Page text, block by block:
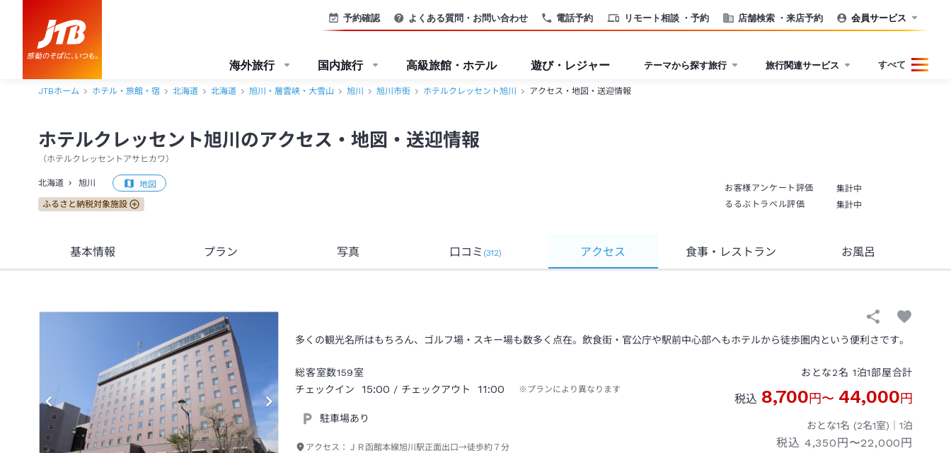
電話予約 リモート相談 ・予約 店舗検索 ・来店予約
予約確認 よくある質問・お問い合わせ 会員サービス
海外旅行 国内旅行 高級旅館・ホテル 遊び・レジャー テーマから探す旅行 旅行関連サービス すべて
JTBホーム ホテル・旅館・宿 北海道 北海道 旭川・層雲峡・大雪山 旭川 旭川市街 ホテルクレッセント旭川 アクセス・地図・送迎情報
ホテルクレッセント旭川のアクセス・地図・送迎情報
（ホテルクレッセントアサヒカワ）
北海道 旭川 地図
ふるさと納税対象施設
お客様アンケート評価
集計中
るるぶトラベル評価
集計中
基本情報 プラン 写真 口コミ (312) アクセス 食事・レストラン お風呂
多くの観光名所はもちろん、ゴルフ場・スキー場も数多く点在。飲食街・官公庁や駅前中心部へもホテルから徒歩圏内という便利さです。
総客室数159室
チェックイン
15:00 / チェックアウト 11:00 ※プランにより異なります
駐車場あり
アクセス： ＪＲ函館本線旭川駅正面出口→徒歩約７分
おとな2名 1泊1部屋合計
税込 8,700円〜 44,000円
おとな1名 (2名1室)｜ 1泊
税込 4,350円〜22,000円